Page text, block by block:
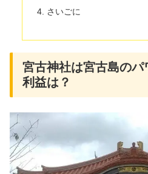
さいごに
宮古神社は宮古島の
利益は？